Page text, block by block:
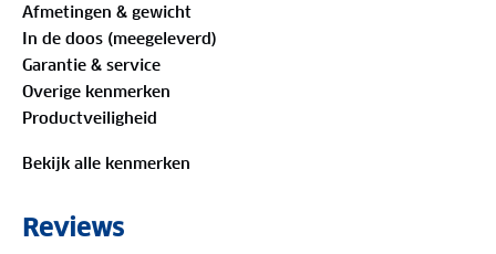
Eigenschappen:
Bluetooth technologie 5.1
Verbind met autoradio via AUX (3.5 mm)
Afmetingen & gewicht
In de doos (meegeleverd)
Garantie & service
Overige kenmerken
Productveiligheid
Bekijk alle kenmerken
Reviews